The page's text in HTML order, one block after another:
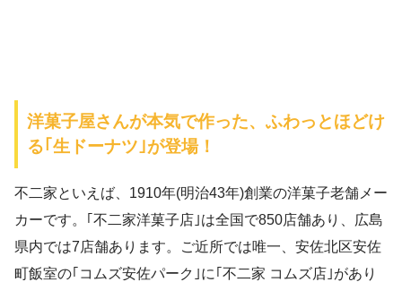
洋菓子屋さんが本気で作った、ふわっとほどけ
る｢生ドーナツ｣が登場！
不二家といえば、1910年(明治43年)創業の洋菓子老舗メー
カーです。｢不二家洋菓子店｣は全国で850店舗あり、広島
県内では7店舗あります。ご近所では唯一、安佐北区安佐
町飯室の｢コムズ安佐パーク｣に｢不二家 コムズ店｣があり